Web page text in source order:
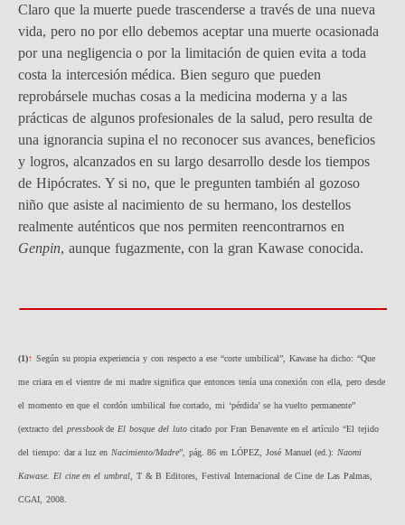
Claro que la muerte puede trascenderse a través de una nueva
vida, pero no por ello debemos aceptar una muerte ocasionada
por una negligencia o por la limitación de quien evita a toda
costa la intercesión médica. Bien seguro que pueden
reprobársele muchas cosas a la medicina moderna y a las
prácticas de algunos profesionales de la salud, pero resulta de
una ignorancia supina el no reconocer sus avances, beneficios
y logros, alcanzados en su largo desarrollo desde los tiempos
de Hipócrates. Y si no, que le pregunten también al gozoso
niño que asiste al nacimiento de su hermano, los destellos
realmente auténticos que nos permiten reencontrarnos en
Genpin, aunque fugazmente, con la gran Kawase conocida.
(1)↑ Según su propia experiencia y con respecto a ese “corte umbilical”, Kawase ha dicho: “Que
me criara en el vientre de mi madre significa que entonces tenía una conexión con ella, pero desde
el momento en que el cordón umbilical fue cortado, mi ‘pérdida’ se ha vuelto permanente”
(extracto del pressbookdeEl bosque del lutocitado por Fran Benavente en el artículo “El tejido
del tiempo: dar a luz en Nacimiento/Madre”, pág. 86 en LÓPEZ, José Manuel (ed.):Naomi
Kawase. El cine en el umbral, T & B Editores, Festival Internacional de Cine de Las Palmas,
CGAI, 2008.